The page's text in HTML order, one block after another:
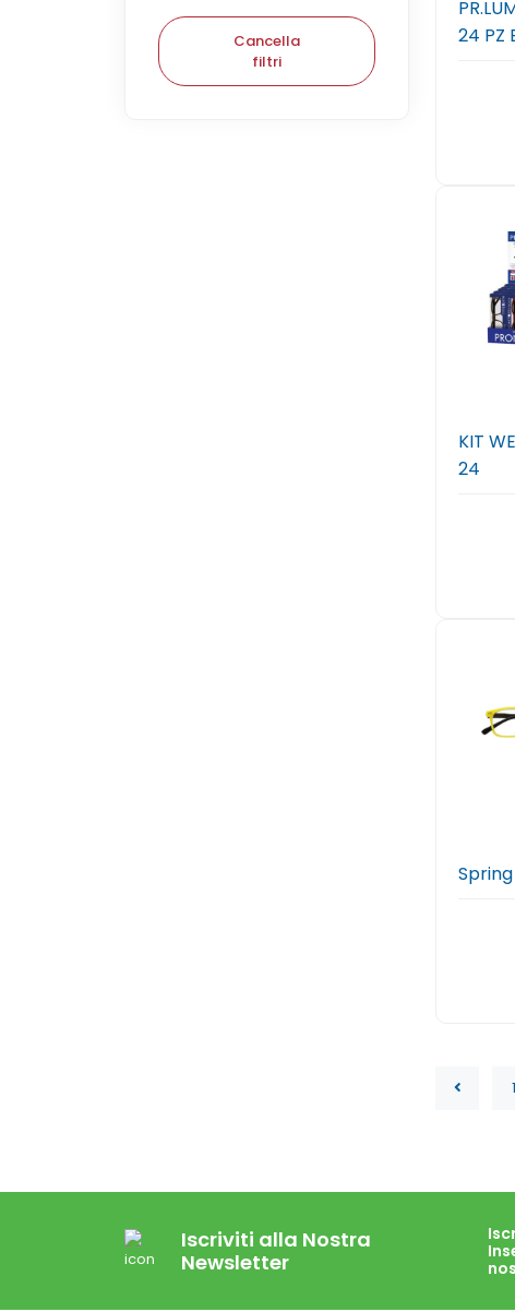
Cancella
filtri
24 PZ
KIT
24
1
Iscriviti alla Nostra
Newsletter